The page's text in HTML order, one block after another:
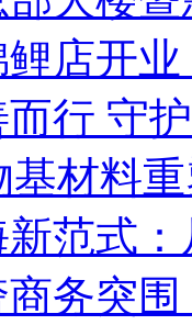
店开
行 守
基材料
范式
务突